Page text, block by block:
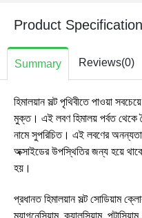
Product
Summary Reviews(0)
হিমালয়ান সল্ট পৃথিবীতে পাওয়া
মুক্ত। এই লবণ হিমালয় পর্বত থেকে
নামে সুপরিচিত। এই লবণের
অক্সাইডের উপস্থিতির জন্য হয়ে
হয়।
প্রধানত হিমালয়ান সল্ট সোডিয়াম
ম্যাগনেসিয়াম, ক্যালসিয়াম,